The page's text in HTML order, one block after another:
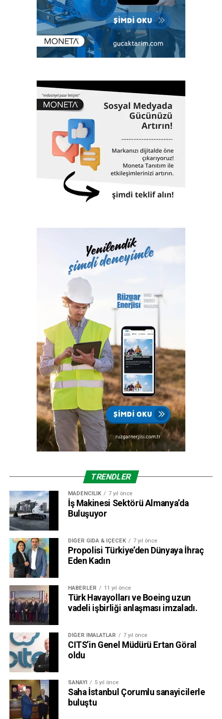
üzere enerjiden imalata, savunma sanayiinden lojistiğe
kadar tüm sektörlerde; klaslama, denetim, kalite yönetim
ve ileri mühendislik gibi birçok alanda hizmet veriyor. Çok
sayıda bilimsel ve teknik konferanslarda yer almanın yanı
sıra aynı zamanda eğitimler veriyor, çok sayıda öğrenciye
3000 adet geminin klaslama hizmetinin yanı sıra, Türkiye
ekonomisinin can damarı olan dünyaya mal olmuş projelere
de imza atıyor. 61 yıllık tarihinde altmış biri aşkın dev proje,
Türk Loydu’nun da imzası ve çalışmalarıyla hayata geçti.
İstanbul Havalimanı, Akkuyu Nükleer Güç Santrali, Yavuz
Sultan Selim Köprüsü, Osman Gazi Köprüsü, 1915
Çanakkale Köprüsü, Yüksek Hızlı Tren, TCG Anadolu
Gemisi, Nene Hatun Sondaj Gemisi, Rize-Artvin Havalimanı,
birçok futbol stadyumu bunlardan sadece birkaçıdır.
Klaslama, yasal sertifikasyon, test, muayene,
Vakfı, fiziki alanlarının yeterliliği ve gelişmeye açık oluşu
ile büyüme yolunda hızla ilerliyor. Türk Loydu, Türkiye’nin
milli kuruluşudur. Yetkisi olan alanlar hemen hemen
Türkiye’nin ekonomisine katkı sağlayan sektörlerin
tamamını içermektedir ve IACS üyeliğimiz ile büyümenin,
gelişmenin ve ülkemize katkı sağlamanın faydası ve gururu
100. yılında Türkiye Cumhuriyeti’nindir.”
TRENDLER
MADENCILIK 7 yıl önce
İş Makinesi Sektörü Almanya’da
Buluşuyor
DIĞER GIDA & İÇECEK 7 yıl önce
Propolisi Türkiye’den Dünyaya İhraç
Eden Kadın
HABERLER 11 yıl önce
Türk Havayolları ve Boeing uzun
vadeli işbirliği anlaşması imzaladı.
DIĞER İMALATLAR 7 yıl önce
CITS’in Genel Müdürü Ertan Göral
oldu
SANAYI 5 yıl önce
Saha İstanbul Çorumlu sanayicilerle
buluştu